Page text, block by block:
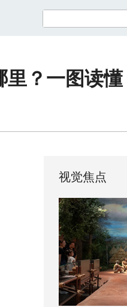
里？一图读懂
视觉焦点